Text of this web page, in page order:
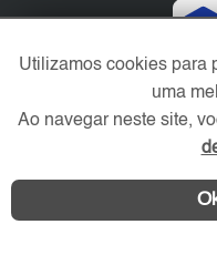
Utilizamos cookies para
uma
Ao navegar neste site,